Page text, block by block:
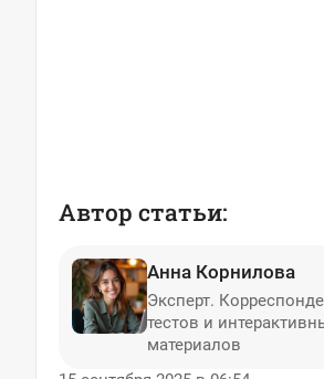
Автор статьи:
Анна Корнилова
Эксперт.
тестов и
материалов